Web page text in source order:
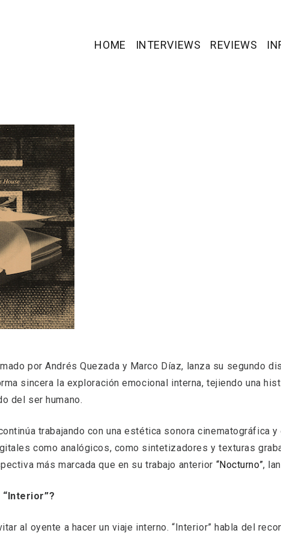
HOME INTERVIEWS REVIEWS
por Andrés Quezada y Marco Díaz, lanza su segundo
sincera la exploración emocional interna, tejiendo una
del ser humano.
trabajando con una estética sonora cinematográfica
como analógicos, como sintetizadores y texturas
más marcada que en su trabajo anterior “Nocturno”,
al oyente a hacer un viaje interno. “Interior” habla del